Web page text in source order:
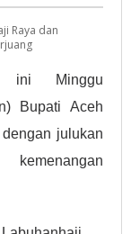
Raya dan
ini Minggu
Bupati Aceh
julukan
kemenangan